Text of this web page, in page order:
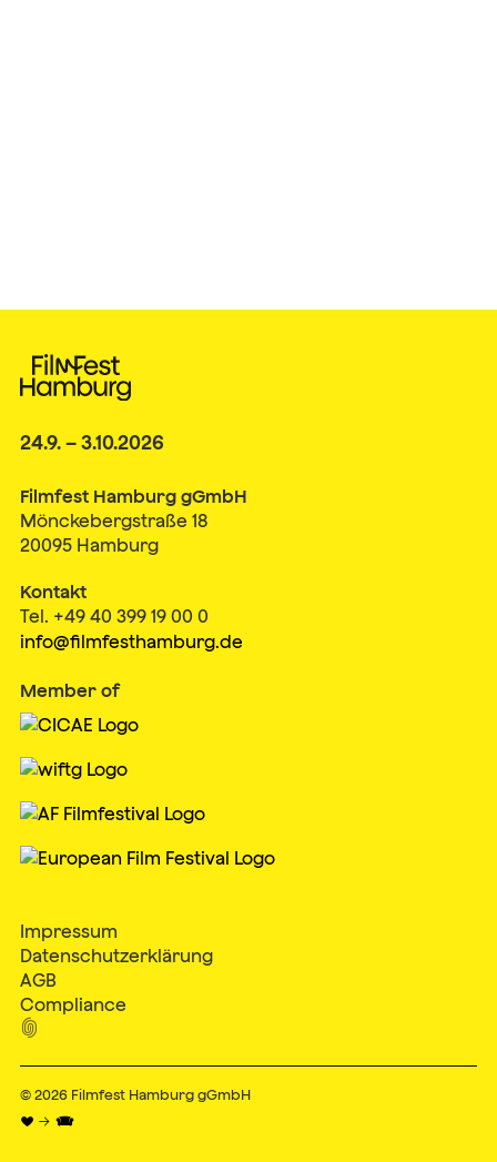
24.9. – 3.10.2026
Filmfest Hamburg gGmbH
Mönckebergstraße 18
20095 Hamburg
Kontakt
Tel. +49 40 399 19 00 0
info@filmfesthamburg.de
Member of
Impressum
Datenschutzerklärung
AGB
Compliance

© 2026 Filmfest Hamburg gGmbH
♥ → 